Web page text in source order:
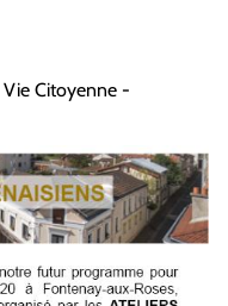
Vie Citoyenne -